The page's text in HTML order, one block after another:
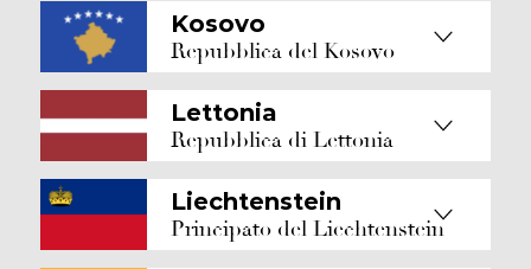
Kosovo
Repubblica del Kosovo
Lettonia
Repubblica di Lettonia
Liechtenstein
Principato del Liechtenstein